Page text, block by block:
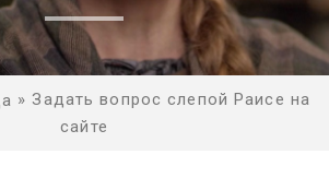
»Задать вопрос слепой Раисе на
сайте